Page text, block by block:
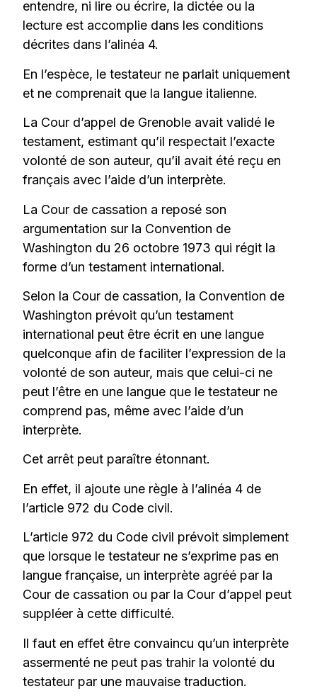
entendre, ni lire ou écrire, la dictée ou la
lecture est accomplie dans les conditions
décrites dans l’alinéa 4.
En l’espèce, le testateur ne parlait uniquement
et ne comprenait que la langue italienne.
La Cour d’appel de Grenoble avait validé le
testament, estimant qu’il respectait l’exacte
volonté de son auteur, qu’il avait été reçu en
français avec l’aide d’un interprète.
La Cour de cassation a reposé son
argumentation sur la Convention de
Washington du 26 octobre 1973 qui régit la
forme d’un testament international.
Selon la Cour de cassation, la Convention de
Washington prévoit qu’un testament
international peut être écrit en une langue
quelconque afin de faciliter l’expression de la
volonté de son auteur, mais que celui-ci ne
peut l’être en une langue que le testateur ne
comprend pas, même avec l’aide d’un
interprète.
Cet arrêt peut paraître étonnant.
En effet, il ajoute une règle à l’alinéa 4 de
l’article 972 du Code civil.
L’article 972 du Code civil prévoit simplement
que lorsque le testateur ne s’exprime pas en
langue française, un interprète agréé par la
Cour de cassation ou par la Cour d’appel peut
suppléer à cette difficulté.
Il faut en effet être convaincu qu’un interprète
assermenté ne peut pas trahir la volonté du
testateur par une mauvaise traduction.